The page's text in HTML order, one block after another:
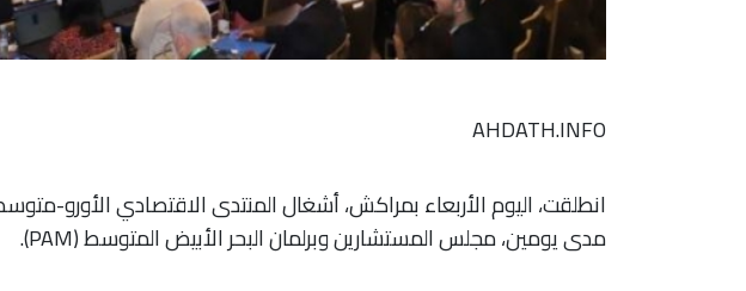
AHDATH.INFO
انطلقت، اليوم الأربعاء بمراكش، أشغال المنتدى الاقتصادي الأورو-
مدى يومين، مجلس المستشارين وبرلمان البحر الأبيض المتوسط (PAM).